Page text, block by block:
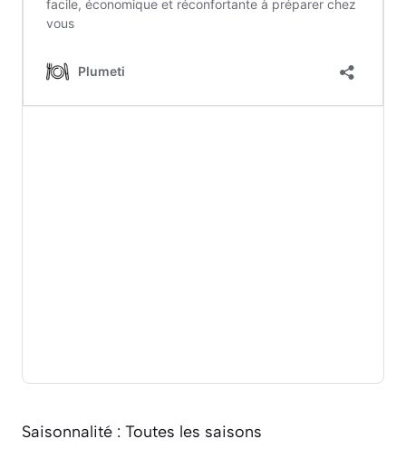
Saisonnalité : Toutes les saisons